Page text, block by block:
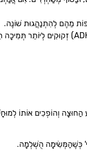
וְהוֹפְכִים אוֹתוֹ
כְּשֶׁהַמְּשִׂימָה הֻשְׁלְמָה.